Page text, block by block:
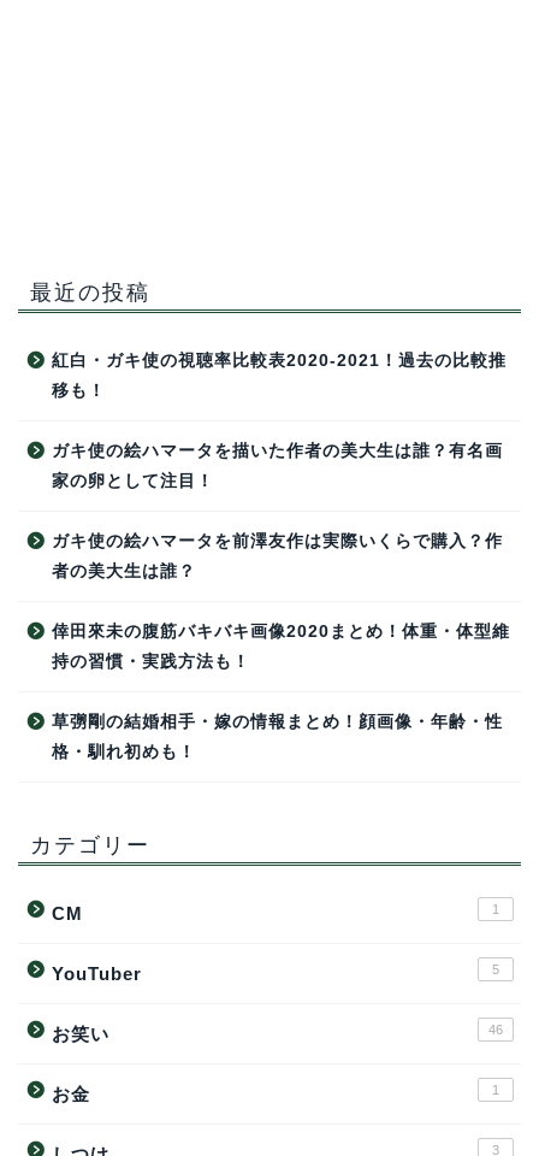
最近の投稿
紅白・ガキ使の視聴率比較表2020-2021！過去の比較推
移も！
ガキ使の絵ハマータを描いた作者の美大生は誰？有名画
家の卵として注目！
ガキ使の絵ハマータを前澤友作は実際いくらで購入？作
者の美大生は誰？
倖田來未の腹筋バキバキ画像2020まとめ！体重・体型維
持の習慣・実践方法も！
草彅剛の結婚相手・嫁の情報まとめ！顔画像・年齢・性
格・馴れ初めも！
カテゴリー
CM 1
YouTuber 5
お笑い 46
お金 1
3